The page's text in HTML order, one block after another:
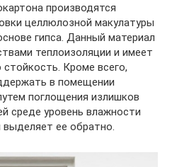
производятся
целлюлозной макулатуры
гипса. Данный материал
теплоизоляции и имеет
Кроме всего,
в помещении
поглощения излишков
среде уровень влажности
ее обратно.